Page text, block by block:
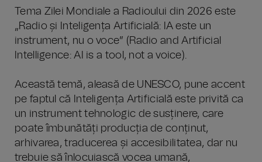
Tema Zilei Mondiale a Radioului din 2026 este
„Radio și Inteligența Artificială: IA este un
instrument, nu o voce” (Radio and Artificial
Intelligence: AI is a tool, not a voice).
Această temă, aleasă de UNESCO, pune accent
pe faptul că Inteligența Artificială este privită ca
un instrument tehnologic de susținere, care
poate îmbunătăți producția de conținut,
arhivarea, traducerea și accesibilitatea, dar nu
trebuie să înlocuiască vocea umană,